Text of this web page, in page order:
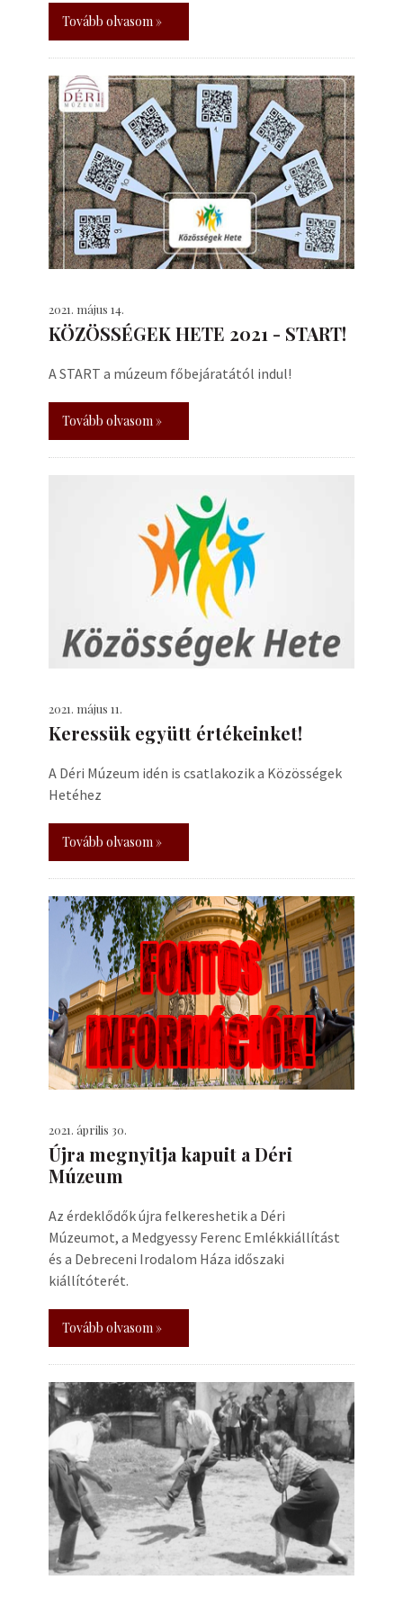
Tovább olvasom »
2021. május 14.
KÖZÖSSÉGEK HETE 2021 - START!
A START a múzeum főbejáratától indul!
Tovább olvasom »
2021. május 11.
Keressük együtt értékeinket!
A Déri Múzeum idén is csatlakozik a Közösségek
Hetéhez
Tovább olvasom »
2021. április 30.
Újra megnyitja kapuit a Déri
Múzeum
Az érdeklődők újra felkereshetik a Déri
Múzeumot, a Medgyessy Ferenc Emlékkiállítást
és a Debreceni Irodalom Háza időszaki
kiállítóterét.
Tovább olvasom »